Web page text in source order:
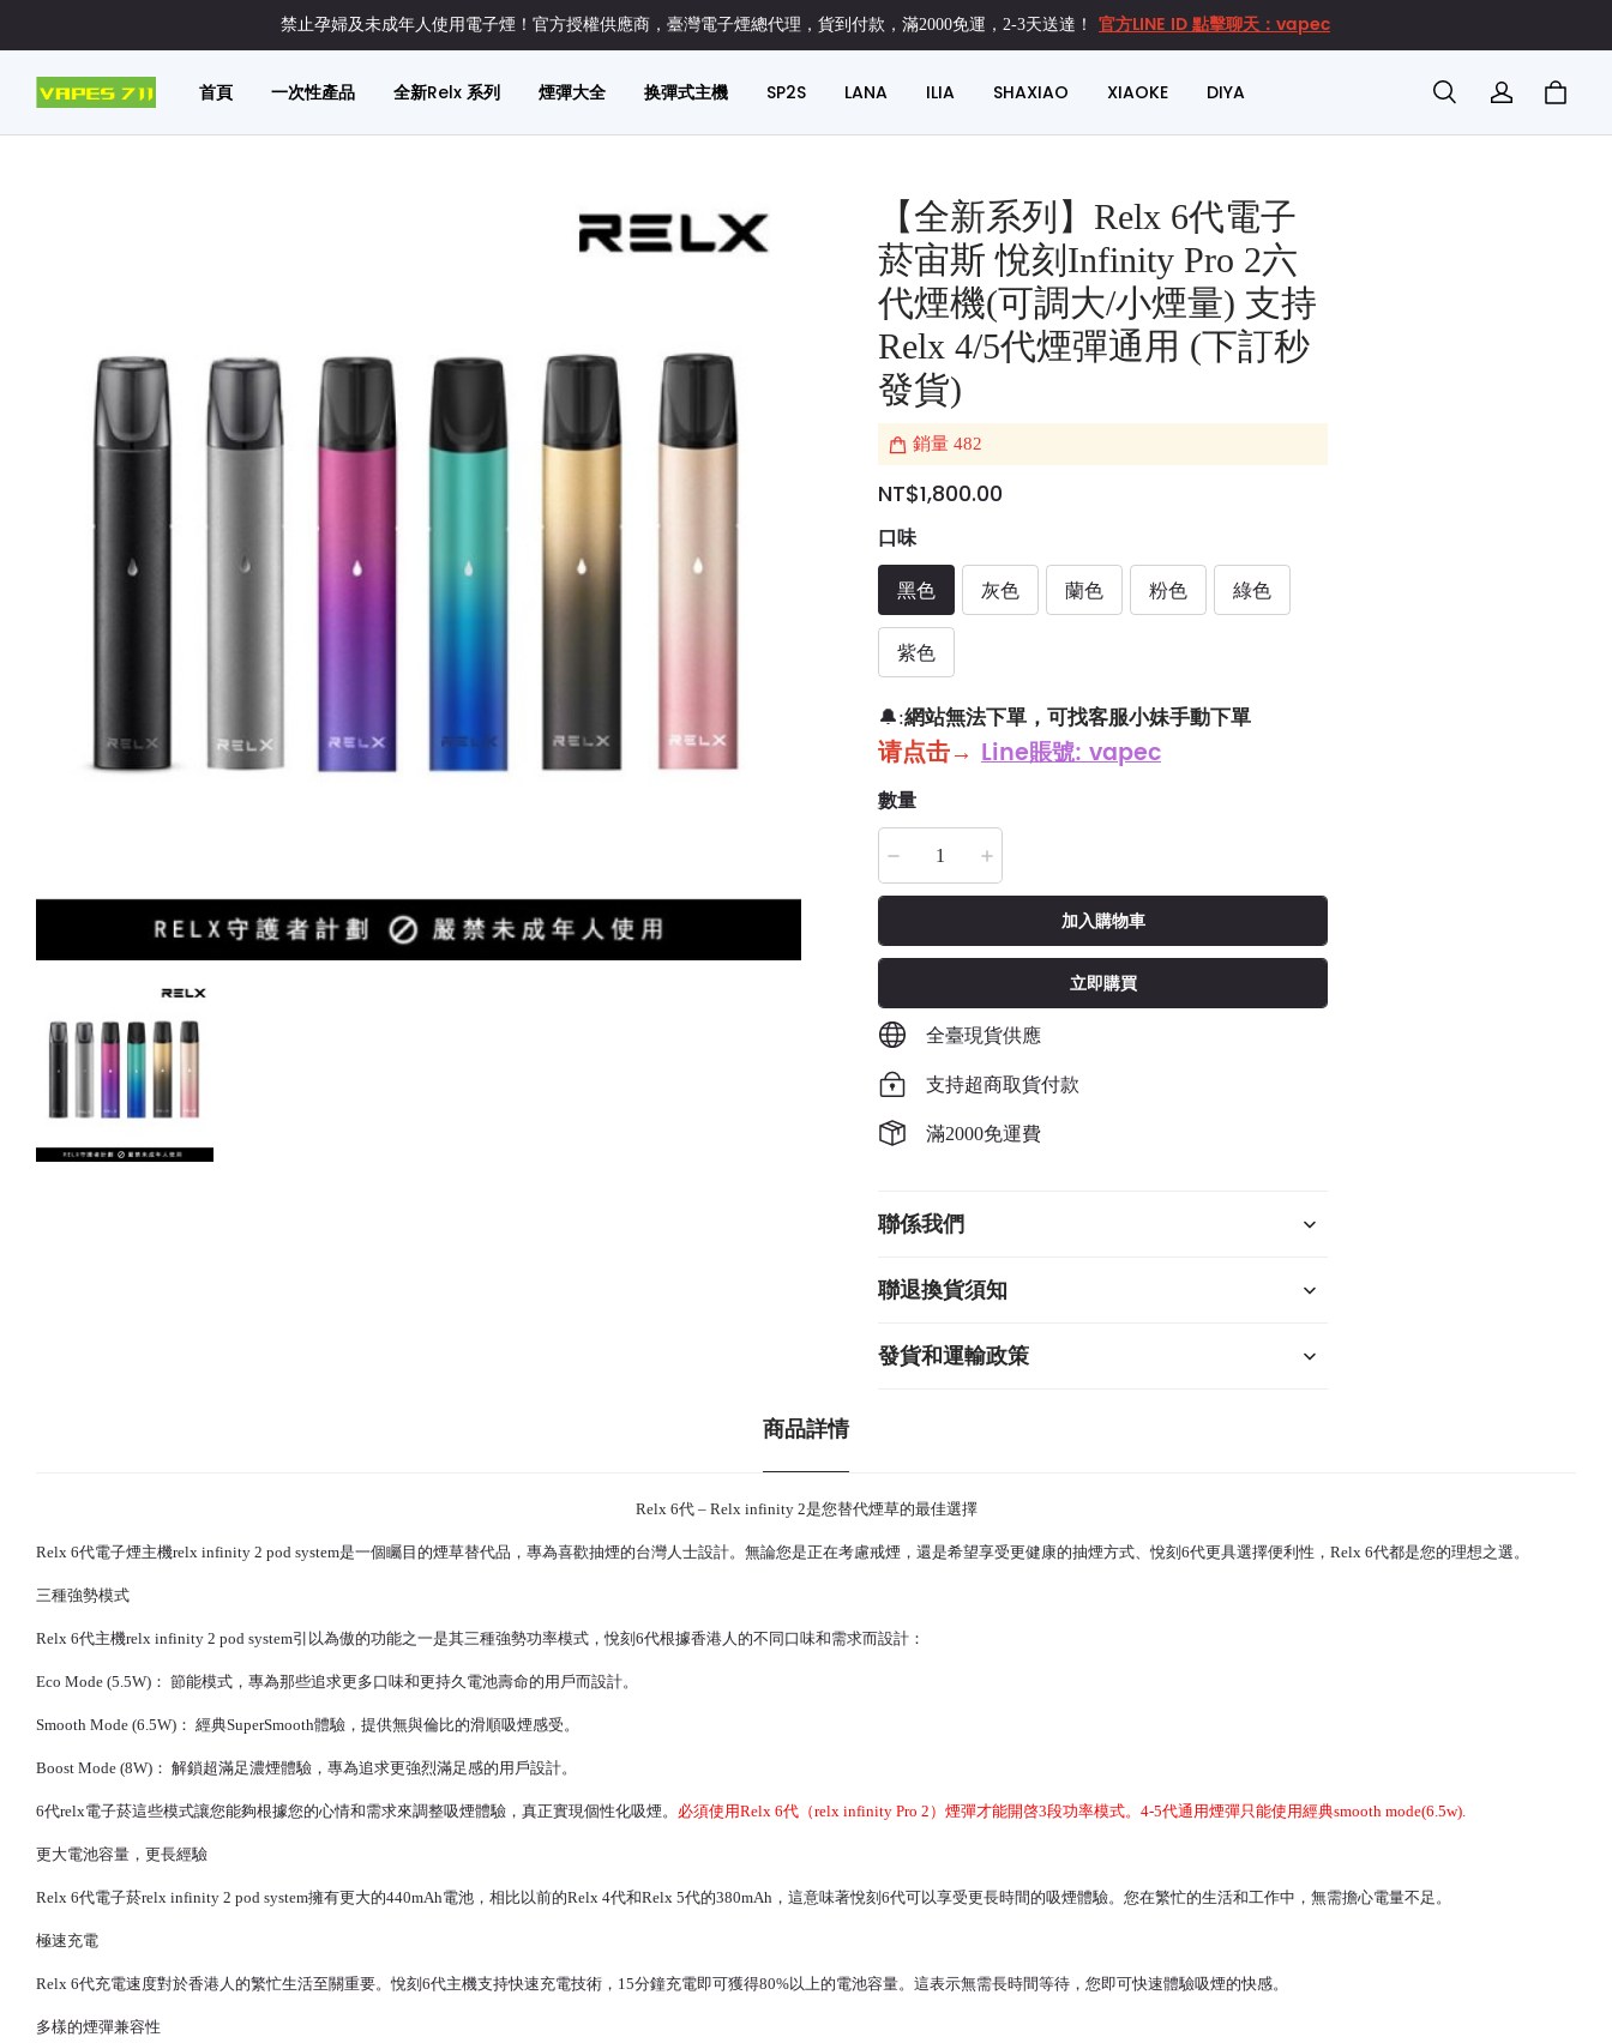
禁止孕婦及未成年人使用電子煙！官方授權供應商，臺灣電子煙總代理，貨到付款，滿2000免運，2-3天送達！ 官方LINE ID 點擊聊天：vapec
首頁 一次性產品 全新Relx 系列 煙彈大全 换彈式主機 SP2S LANA ILIA SHAXIAO XIAOKE DIYA
【全新系列】Relx 6代電子
菸宙斯 悅刻Infinity Pro 2六
代煙機(可調大/小煙量) 支持
Relx 4/5代煙彈通用 (下訂秒
發貨)
銷量 482
NT$1,800.00
口味
黑色 灰色 蘭色 粉色 綠色
紫色
🔔:網站無法下單，可找客服小妹手動下單
请点击→ Line賬號: vapec
數量
加入購物車
立即購買
全臺現貨供應
支持超商取貨付款
滿2000免運費
聯係我們
聯退換貨須知
發貨和運輸政策
商品詳情
Relx 6代 – Relx infinity 2是您替代煙草的最佳選擇
Relx 6代電子煙主機relx infinity 2 pod system是一個矚目的煙草替代品，專為喜歡抽煙的台灣人士設計。無論您是正在考慮戒煙，還是希望享受更健康的抽煙方式、悅刻6代更具選擇便利性，Relx 6代都是您的理想之選。
三種強勢模式
Relx 6代主機relx infinity 2 pod system引以為傲的功能之一是其三種強勢功率模式，悅刻6代根據香港人的不同口味和需求而設計：
Eco Mode (5.5W)： 節能模式，專為那些追求更多口味和更持久電池壽命的用戶而設計。
Smooth Mode (6.5W)： 經典SuperSmooth體驗，提供無與倫比的滑順吸煙感受。
Boost Mode (8W)： 解鎖超滿足濃煙體驗，專為追求更強烈滿足感的用戶設計。
6代relx電子菸這些模式讓您能夠根據您的心情和需求來調整吸煙體驗，真正實現個性化吸煙。 必須使用Relx 6代（relx infinity Pro 2）煙彈才能開啓3段功率模式。4-5代通用煙彈只能使用經典smooth mode(6.5w).
更大電池容量，更長經驗
Relx 6代電子菸relx infinity 2 pod system擁有更大的440mAh電池，相比以前的Relx 4代和Relx 5代的380mAh，這意味著悅刻6代可以享受更長時間的吸煙體驗。您在繁忙的生活和工作中，無需擔心電量不足。
極速充電
Relx 6代充電速度對於香港人的繁忙生活至關重要。悅刻6代主機支持快速充電技術，15分鐘充電即可獲得80%以上的電池容量。這表示無需長時間等待，您即可快速體驗吸煙的快感。
多樣的煙彈兼容性